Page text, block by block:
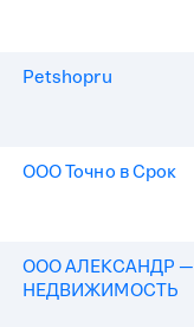
Petshopru
ООО Точно в Срок
ООО АЛЕКСАНДР —
НЕДВИЖИМОСТЬ